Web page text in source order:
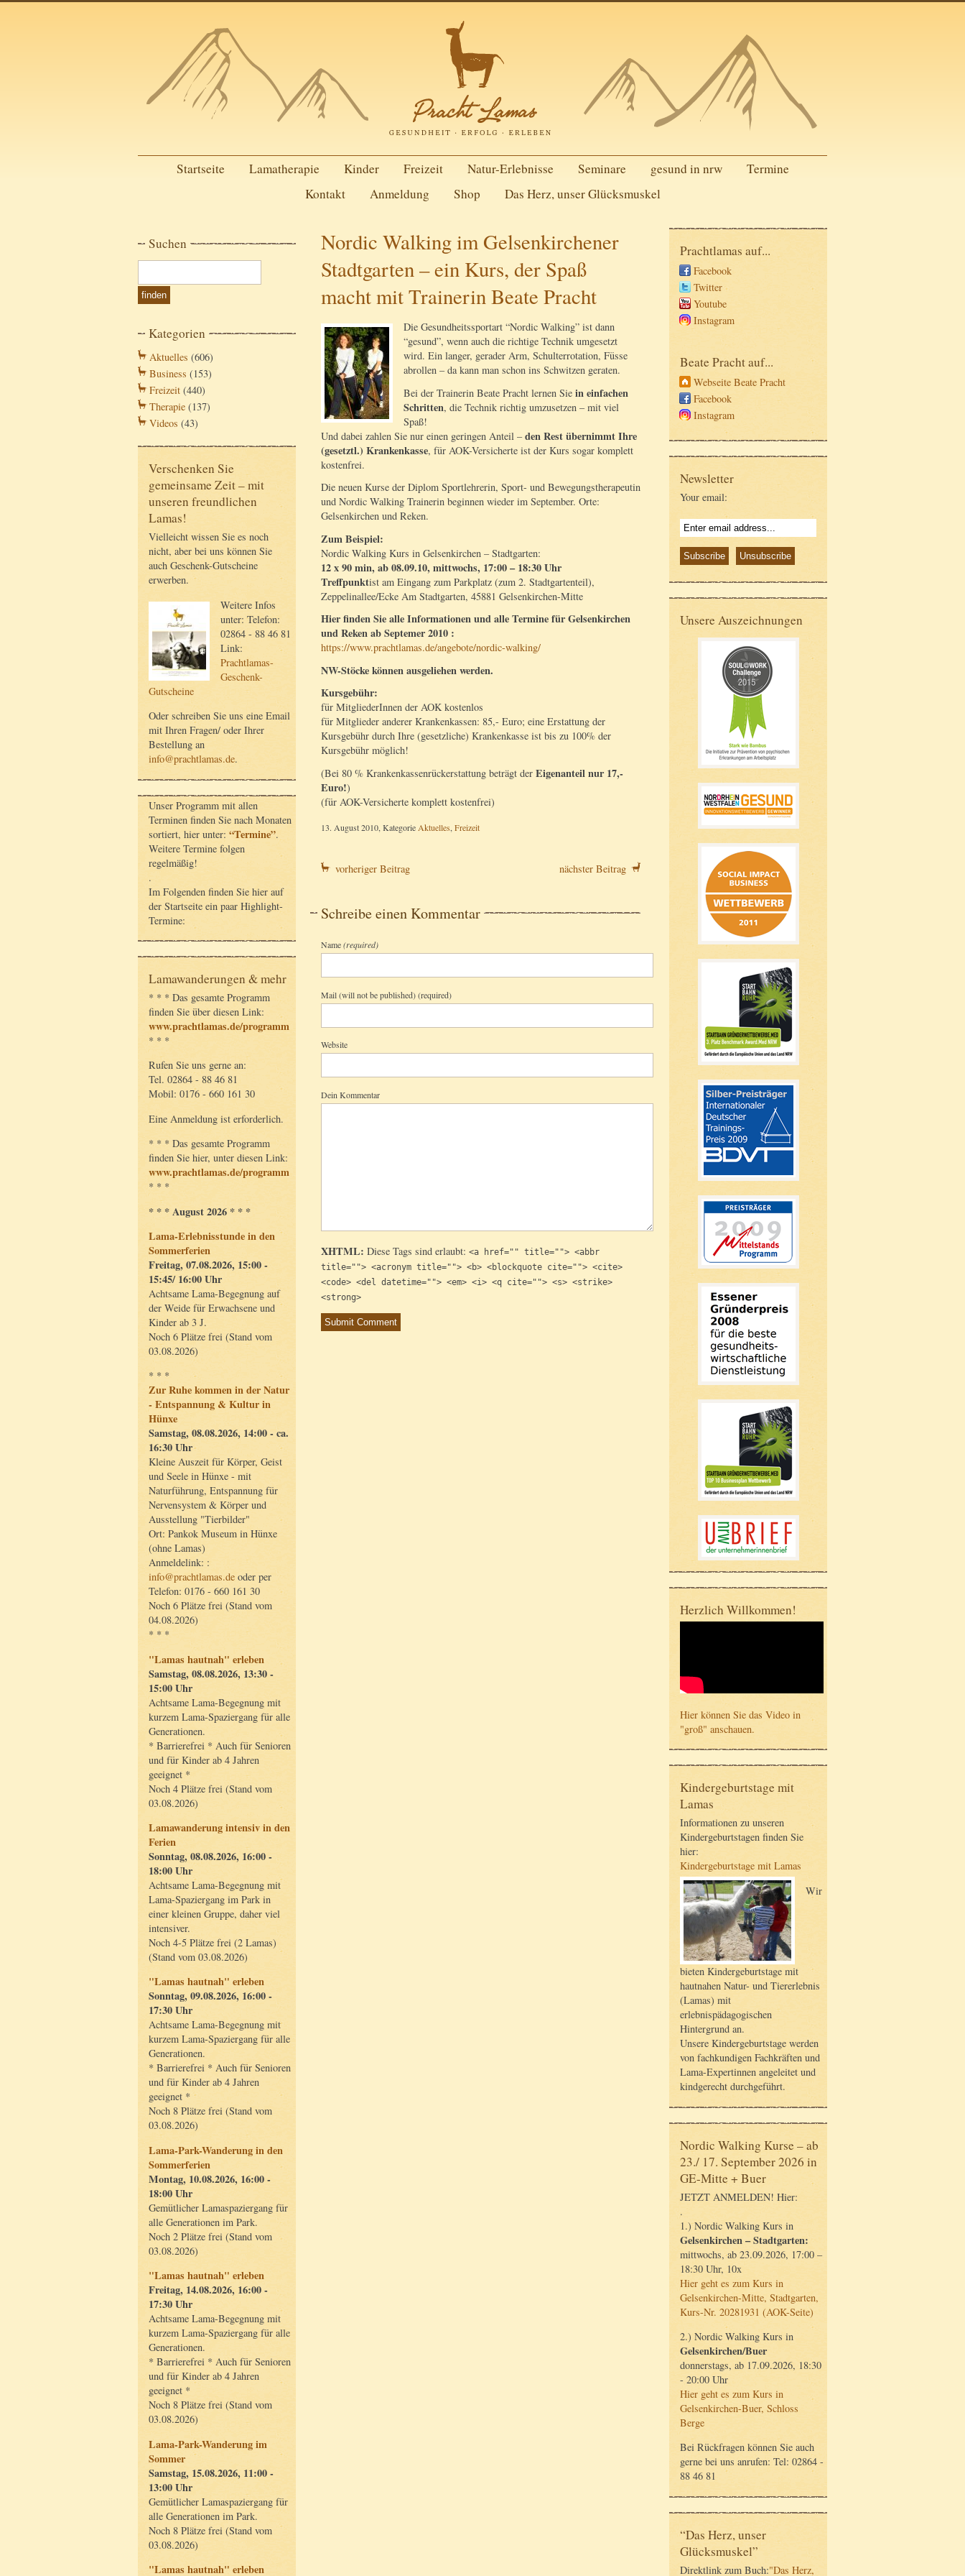
Startseite Lamatherapie Kinder Freizeit Natur-Erlebnisse Seminare gesund in nrw
Termine
Kontakt
Anmeldung Shop Das Herz, unser Glücksmuskel
Suchen
Kategorien
Aktuelles (606)
Business (153)
Freizeit (440)
Therapie (137)
Videos (43)
Verschenken Sie
gemeinsame Zeit – mit
unseren freundlichen
Lamas!
Vielleicht wissen Sie es noch
nicht, aber bei uns können Sie
auch Geschenk-Gutscheine
erwerben.
Weitere Infos
unter: Telefon:
02864 - 88 46 81
Link:
Prachtlamas-
Geschenk-
Gutscheine
Oder schreiben Sie uns eine Email
mit Ihren Fragen/ oder Ihrer
Bestellung an
info@prachtlamas.de.
Unser Programm mit allen
Terminen finden Sie nach Monaten
sortiert, hier unter: “Termine”.
Weitere Termine folgen
regelmäßig!
.
Im Folgenden finden Sie hier auf
der Startseite ein paar Highlight-
Termine:
Lamawanderungen & mehr
* * * Das gesamte Programm
finden Sie über diesen Link:
www.prachtlamas.de/programm
* * *
Rufen Sie uns gerne an:
Tel. 02864 - 88 46 81
Mobil: 0176 - 660 161 30
Eine Anmeldung ist erforderlich.
* * * Das gesamte Programm
finden Sie hier, unter diesen Link:
www.prachtlamas.de/programm
* * *
* * * August 2026 * * *
Lama-Erlebnisstunde in den
Sommerferien
Freitag, 07.08.2026, 15:00 -
15:45/ 16:00 Uhr
Achtsame Lama-Begegnung auf
der Weide für Erwachsene und
Kinder ab 3 J.
Noch 6 Plätze frei (Stand vom
03.08.2026)
* * *
Zur Ruhe kommen in der Natur
- Entspannung & Kultur in
Hünxe
Samstag, 08.08.2026, 14:00 - ca.
16:30 Uhr
Kleine Auszeit für Körper, Geist
und Seele in Hünxe - mit
Naturführung, Entspannung für
Nervensystem & Körper und
Ausstellung "Tierbilder"
Ort: Pankok Museum in Hünxe
(ohne Lamas)
Anmeldelink: :
info@prachtlamas.de oder per
Telefon: 0176 - 660 161 30
Noch 6 Plätze frei (Stand vom
04.08.2026)
* * *
"Lamas hautnah" erleben
Samstag, 08.08.2026, 13:30 -
15:00 Uhr
Achtsame Lama-Begegnung mit
kurzem Lama-Spaziergang für alle
Generationen.
* Barrierefrei * Auch für Senioren
und für Kinder ab 4 Jahren
geeignet *
Noch 4 Plätze frei (Stand vom
03.08.2026)
Lamawanderung intensiv in den
Ferien
Sonntag, 08.08.2026, 16:00 -
18:00 Uhr
Achtsame Lama-Begegnung mit
Lama-Spaziergang im Park in
einer kleinen Gruppe, daher viel
intensiver.
Noch 4-5 Plätze frei (2 Lamas)
(Stand vom 03.08.2026)
"Lamas hautnah" erleben
Sonntag, 09.08.2026, 16:00 -
17:30 Uhr
Achtsame Lama-Begegnung mit
kurzem Lama-Spaziergang für alle
Generationen.
* Barrierefrei * Auch für Senioren
und für Kinder ab 4 Jahren
geeignet *
Noch 8 Plätze frei (Stand vom
03.08.2026)
Lama-Park-Wanderung in den
Sommerferien
Montag, 10.08.2026, 16:00 -
18:00 Uhr
Gemütlicher Lamaspaziergang für
alle Generationen im Park.
Noch 2 Plätze frei (Stand vom
03.08.2026)
"Lamas hautnah" erleben
Freitag, 14.08.2026, 16:00 -
17:30 Uhr
Achtsame Lama-Begegnung mit
kurzem Lama-Spaziergang für alle
Generationen.
* Barrierefrei * Auch für Senioren
und für Kinder ab 4 Jahren
geeignet *
Noch 8 Plätze frei (Stand vom
03.08.2026)
Lama-Park-Wanderung im
Sommer
Samstag, 15.08.2026, 11:00 -
13:00 Uhr
Gemütlicher Lamaspaziergang für
alle Generationen im Park.
Noch 8 Plätze frei (Stand vom
03.08.2026)
"Lamas hautnah" erleben
Nordic Walking im Gelsenkirchener
Stadtgarten – ein Kurs, der Spaß
macht mit Trainerin Beate Pracht
Die Gesundheitssportart “Nordic Walking” ist dann
“gesund”, wenn auch die richtige Technik umgesetzt
wird. Ein langer, gerader Arm, Schulterrotation, Füsse
abrollen – da kann man schon ins Schwitzen geraten.
Bei der Trainerin Beate Pracht lernen Sie in einfachen
Schritten, die Technik richtig umzusetzen – mit viel
Spaß!
Und dabei zahlen Sie nur einen geringen Anteil –den Rest übernimmt Ihre
(gesetztl.) Krankenkasse, für AOK-Versicherte ist der Kurs sogar komplett
kostenfrei.
Die neuen Kurse der Diplom Sportlehrerin, Sport- und Bewegungstherapeutin
und Nordic Walking Trainerin beginnen wieder im September. Orte:
Gelsenkirchen und Reken.
Zum Beispiel:
Nordic Walking Kurs in Gelsenkirchen – Stadtgarten:
12 x 90 min, ab 08.09.10, mittwochs, 17:00 – 18:30 Uhr
Treffpunktist am Eingang zum Parkplatz (zum 2. Stadtgartenteil),
Zeppelinallee/Ecke Am Stadtgarten, 45881 Gelsenkirchen-Mitte
Hier finden Sie alle Informationen und alle Termine für Gelsenkirchen
und Reken ab Septemer 2010 :
https://www.prachtlamas.de/angebote/nordic-walking/
NW-Stöcke können ausgeliehen werden.
Kursgebühr:
für MitgliederInnen der AOK kostenlos
für Mitglieder anderer Krankenkassen: 85,- Euro; eine Erstattung der
Kursgebühr durch Ihre (gesetzliche) Krankenkasse ist bis zu 100% der
Kursgebühr möglich!
(Bei 80 % Krankenkassenrückerstattung beträgt der Eigenanteil nur 17,-
Euro!)
(für AOK-Versicherte komplett kostenfrei)
13. August 2010, Kategorie Aktuelles Freizeit
vorheriger Beitrag nächster Beitrag
Schreibe einen Kommentar
Name(required)
Mail (will not be published) (required)
Website
Dein Kommentar
XHTML: Diese Tags sind erlaubt: <a href="" title=""> <abbr
title=""> <acronym title=""> <b> <blockquote cite=""> <cite>
<code> <del datetime=""> <em> <i> <q cite=""> <s> <strike>
<strong>
Prachtlamas auf...
Facebook
Twitter
Youtube
Instagram
Beate Pracht auf...
Webseite Beate Pracht
Facebook
Instagram
Newsletter
Your email:
Unsere Auszeichnungen
Herzlich Willkommen!
Hier können Sie das Video in
"groß" anschauen.
Kindergeburtstage mit
Lamas
Informationen zu unseren
Kindergeburtstagen finden Sie
hier:
Kindergeburtstage mit Lamas
Wir
bieten Kindergeburtstage mit
hautnahen Natur- und Tiererlebnis
(Lamas) mit
erlebnispädagogischen
Hintergrund an.
Unsere Kindergeburtstage werden
von fachkundigen Fachkräften und
Lama-Expertinnen angeleitet und
kindgerecht durchgeführt.
Nordic Walking Kurse – ab
23./ 17. September 2026 in
GE-Mitte + Buer
JETZT ANMELDEN! Hier:
.
1.) Nordic Walking Kurs in
Gelsenkirchen – Stadtgarten:
mittwochs, ab 23.09.2026, 17:00 –
18:30 Uhr, 10x
Hier geht es zum Kurs in
Gelsenkirchen-Mitte, Stadtgarten,
Kurs-Nr. 20281931 (AOK-Seite)
2.) Nordic Walking Kurs in
Gelsenkirchen/Buer
donnerstags, ab 17.09.2026, 18:30
- 20:00 Uhr
Hier geht es zum Kurs in
Gelsenkirchen-Buer, Schloss
Berge
Bei Rückfragen können Sie auch
gerne bei uns anrufen: Tel: 02864 -
88 46 81
“Das Herz, unser
Glücksmuskel”
Direktlink zum Buch:"Das Herz,